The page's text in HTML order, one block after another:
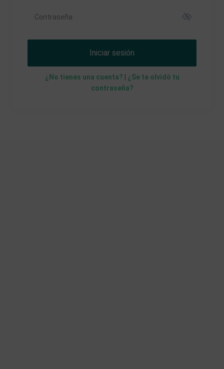
Iniciar sesión
¿No tienes una cuenta?
¿Se te olvidó tu
contraseña?